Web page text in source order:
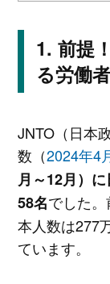
前提
る労働
JNTO（日本
数（2024年4
月～12月）
58名でした
本人数は277
ています。